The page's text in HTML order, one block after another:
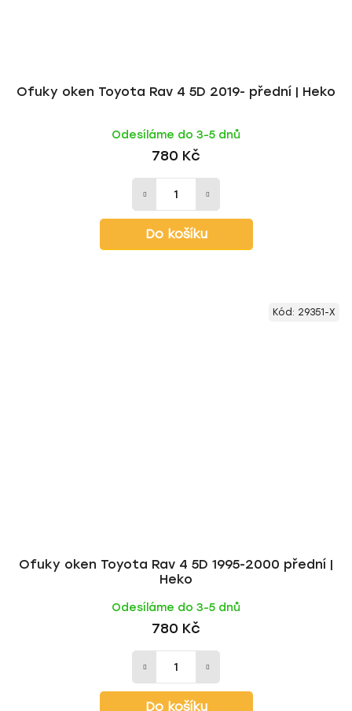
Ofuky oken Toyota Rav 4 5D 2019- přední | Heko
Odesíláme do 3-5 dnů
780 Kč
Do košíku
Ofuky oken Toyota Rav 4 5D 1995-2000 přední |
Heko
Odesíláme do 3-5 dnů
780 Kč
Do košíku
Kód: 29351-X